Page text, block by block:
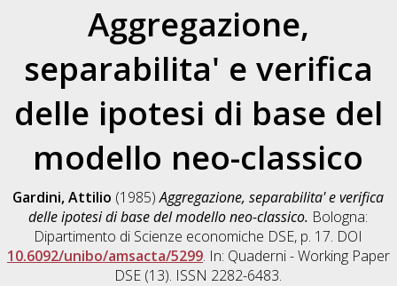
Aggregazione,
separabilita' e verifica
delle ipotesi di base del
modello neo-classico
Gardini, Attilio (1985)Aggregazione, separabilita' e verifica
delle ipotesi di base del modello neo-classico. Bologna:
Dipartimento di Scienze economiche DSE, p. 17. DOI
10.6092/unibo/amsacta/5299. In: Quaderni - Working Paper
DSE (13). ISSN 2282-6483.